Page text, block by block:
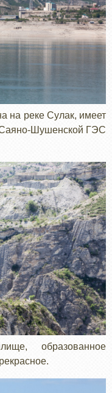
на реке Сулак, имеет
Саяно-Шушенской ГЭС
образованное